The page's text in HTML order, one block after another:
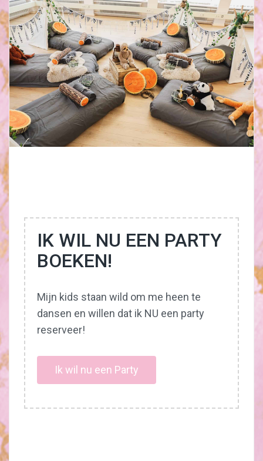
IK WIL NU EEN PARTY
BOEKEN!
Mijn kids staan wild om me heen te
dansen en willen dat ik NU een party
reserveer!
Ik wil nu een Party